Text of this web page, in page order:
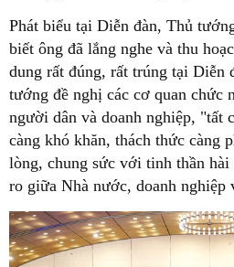
Phát biểu tại Diễn đàn, Thủ
biết ông đã lắng nghe và thu
dung rất đúng, rất trúng tại
tướng đề nghị các cơ quan chức
người dân và doanh nghiệp, "tất
càng khó khăn, thách thức càng
lòng, chung sức với tinh thần
ro giữa Nhà nước, doanh nghiệp